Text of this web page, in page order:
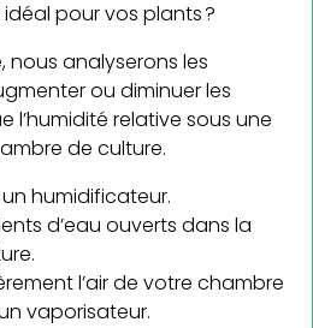
pour vos plants ?
nous analyserons les
ou diminuer les
l’humidité relative sous une
de culture.
humidificateur.
d’eau ouverts dans la
l’air de votre chambre
vaporisateur.